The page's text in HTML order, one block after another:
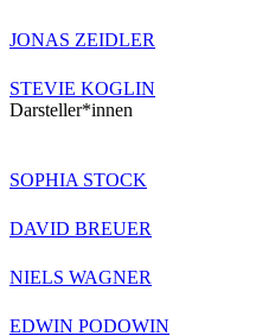
JONAS ZEIDLER
STEVIE KOGLIN
Darsteller*innen
SOPHIA STOCK
DAVID BREUER
NIELS WAGNER
EDWIN PODOWIN